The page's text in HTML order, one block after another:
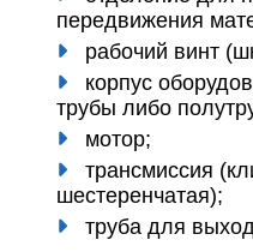
передвижения
рабочий винт
корпус
трубы либо
мотор;
трансмиссия
шестеренчатая);
труба для